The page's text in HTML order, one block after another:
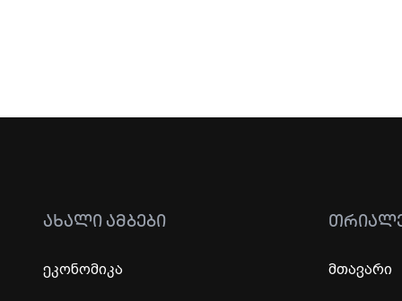
ᲐᲮᲐᲚᲘ ᲐᲛᲑᲔᲑᲘ
ეკონომიკა მთავარი